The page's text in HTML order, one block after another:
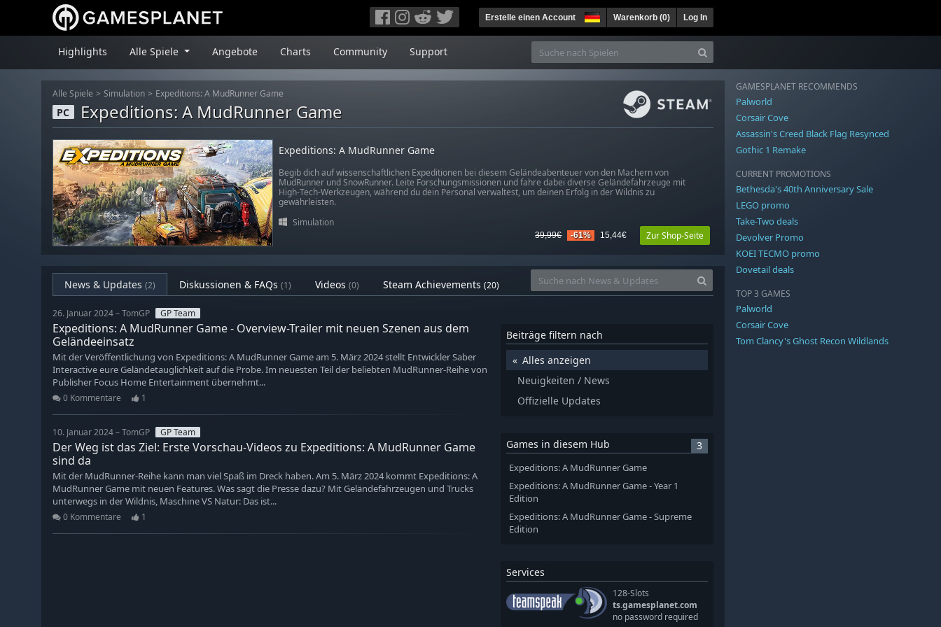
Erstelle einen Account Warenkorb (0) Log In
Highlights Alle Spiele Angebote Charts Community Support
Alle Spiele Simulation Expeditions: A MudRunner Game
PC Expeditions: A MudRunner Game
Expeditions: A MudRunner Game
Begib dich auf wissenschaftlichen Expeditionen bei diesem Geländeabenteuer von den Machern von
MudRunner und SnowRunner. Leite Forschungsmissionen und fahre dabei diverse Geländefahrzeuge mit
High-Tech-Werkzeugen, während du dein Personal verwaltest, um deinen Erfolg in der Wildnis zu
gewährleisten.
Simulation
39,99€ -61% 15,44€ Zur Shop-Seite
News & Updates (2) Diskussionen & FAQs (1) Videos (0) Steam Achievements (20)
26. Januar 2024 – TomGP GP Team
Expeditions: A MudRunner Game - Overview-Trailer mit neuen Szenen aus dem
Geländeeinsatz
Mit der Veröffentlichung von Expeditions: A MudRunner Game am 5. März 2024 stellt Entwickler Saber
Interactive eure Geländetauglichkeit auf die Probe. Im neuesten Teil der beliebten MudRunner-Reihe von
Publisher Focus Home Entertainment übernehmt...
0 Kommentare 1
10. Januar 2024 – TomGP GP Team
Der Weg ist das Ziel: Erste Vorschau-Videos zu Expeditions: A MudRunner Game
sind da
Mit der MudRunner-Reihe kann man viel Spaß im Dreck haben. Am 5. März 2024 kommt Expeditions: A
MudRunner Game mit neuen Features. Was sagt die Presse dazu? Mit Geländefahrzeugen und Trucks
unterwegs in der Wildnis, Maschine VS Natur: Das ist...
0 Kommentare 1
Beiträge filtern nach
Alles anzeigen
Neuigkeiten / News
Offizielle Updates
Games in diesem Hub 3
Expeditions: A MudRunner Game
Expeditions: A MudRunner Game - Year 1
Edition
Expeditions: A MudRunner Game - Supreme
Edition
Services
128-Slots
ts.gamesplanet.com
no password required
GAMESPLANET RECOMMENDS
Palworld
Corsair Cove
Assassin's Creed Black Flag Resynced
Gothic 1 Remake
CURRENT PROMOTIONS
Bethesda's 40th Anniversary Sale
LEGO promo
Take-Two deals
Devolver Promo
KOEI TECMO promo
Dovetail deals
TOP 3 GAMES
Palworld
Corsair Cove
Tom Clancy's Ghost Recon Wildlands